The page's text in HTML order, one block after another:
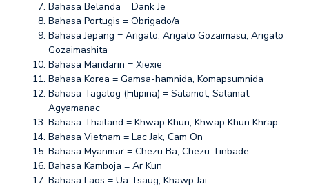
Bahasa Belanda = Dank Je
Bahasa Portugis = Obrigado/a
Bahasa Jepang = Arigato, Arigato Gozaimasu, Arigato
Gozaimashita
Bahasa Mandarin = Xiexie
Bahasa Korea = Gamsa-hamnida, Komapsumnida
Bahasa Tagalog (Filipina) = Salamot, Salamat,
Agyamanac
Bahasa Thailand = Khwap Khun, Khwap Khun Khrap
Bahasa Vietnam = Lac Jak, Cam On
Bahasa Myanmar = Chezu Ba, Chezu Tinbade
Bahasa Kamboja = Ar Kun
Bahasa Laos = Ua Tsaug, Khawp Jai